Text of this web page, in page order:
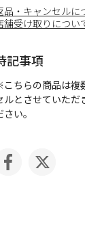
品・キャンセルに
舗受け取りについ
記事項
ちらの商品は複
ルとさせていただ
さい。